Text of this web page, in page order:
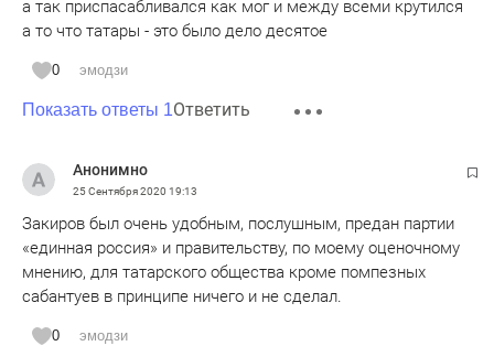
а так приспасабливался как мог и между всеми крутился
а то что татары - это было дело десятое
0 эмодзи
Показать ответы 1Ответить
Анонимно
25 Сентября 2020 19:13
Закиров был очень удобным, послушным, предан партии
«единная россия» и правительству, по моему оценочному
мнению, для татарского общества кроме помпезных
сабантуев в принципе ничего и не сделал.
0 эмодзи